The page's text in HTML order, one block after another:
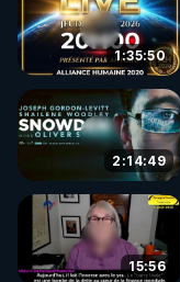
1:35:50
2:14:49
15:56